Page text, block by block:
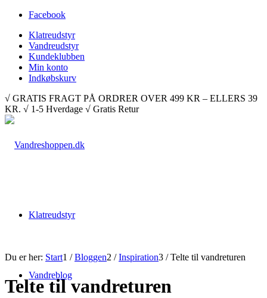
Facebook
Klatreudstyr
Vandreudstyr
Kundeklubben
Min konto
Indkøbskurv
√ GRATIS FRAGT PÅ ORDRER OVER 499 KR – ELLERS 39
KR. √ 1-5 Hverdage √ Gratis Retur
Klatreudstyr
Vandreblog
Du er her: Start1 / Bloggen2 / Inspiration3 / Telte til vandreturen
Telte til vandreturen